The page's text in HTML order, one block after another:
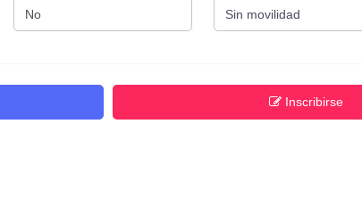
Inscribirse